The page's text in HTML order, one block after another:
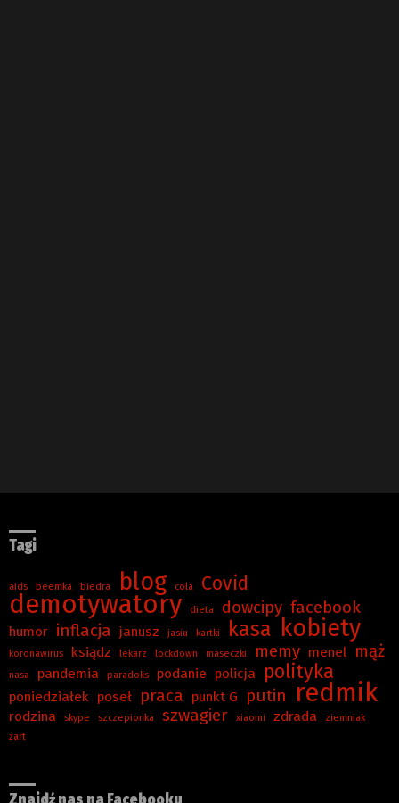
Tagi
aids beemka biedra blog cola Covid
demotywatory dieta dowcipy facebook
humor inflacja janusz jasiu kartki kasa kobiety
koronawirus ksiądz lekarz lockdown maseczki memy menel mąż
nasa pandemia paradoks podanie policja polityka
poniedziałek poseł praca punkt G putin redmik
rodzina skype szczepionka szwagier xiaomi zdrada
ziemniak
żart